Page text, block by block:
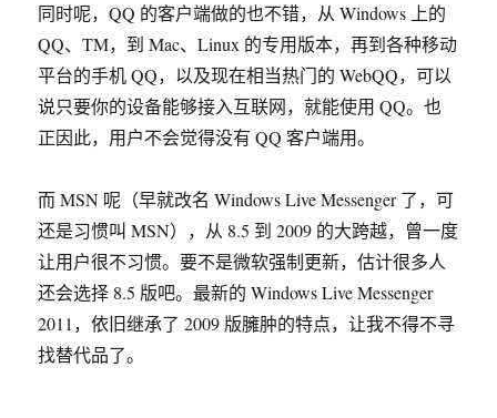
同时呢，QQ 的客户端做的也不错，从 Windows 上的
QQ、TM，到 Mac、Linux 的专用版本，再到各种移动
平台的手机 QQ，以及现在相当热门的 WebQQ，可以
说只要你的设备能够接入互联网，就能使用 QQ。也
正因此，用户不会觉得没有 QQ 客户端用。
而 MSN 呢（早就改名 Windows Live Messenger 了，可
还是习惯叫 MSN），从 8.5 到 2009 的大跨越，曾一度
让用户很不习惯。要不是微软强制更新，估计很多人
还会选择 8.5 版吧。最新的 Windows Live Messenger
2011，依旧继承了 2009 版臃肿的特点，让我不得不寻
找替代品了。